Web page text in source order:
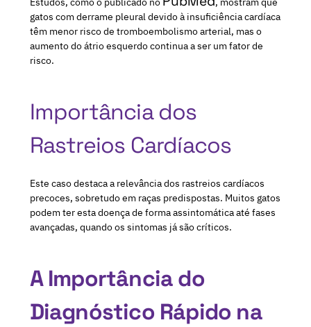
gatos com derrame pleural devido à insuficiência cardíaca
têm menor risco de tromboembolismo arterial, mas o
aumento do átrio esquerdo continua a ser um fator de
risco.
Importância dos
Rastreios Cardíacos
Este caso destaca a relevância dos rastreios cardíacos
precoces, sobretudo em raças predispostas. Muitos gatos
podem ter esta doença de forma assintomática até fases
avançadas, quando os sintomas já são críticos.
A Importância do
Diagnóstico Rápido na